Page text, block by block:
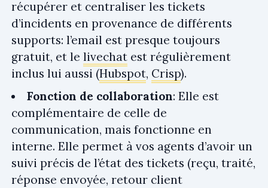
récupérer et centraliser les tickets
d’incidents en provenance de différents
supports: l’email est presque toujours
gratuit, et le livechat est régulièrement
inclus lui aussi (Hubspot, Crisp).
Fonction de collaboration: Elle est
complémentaire de celle de
communication, mais fonctionne en
interne. Elle permet à vos agents d’avoir un
suivi précis de l’état des tickets (reçu, traité,
réponse envoyée, retour client